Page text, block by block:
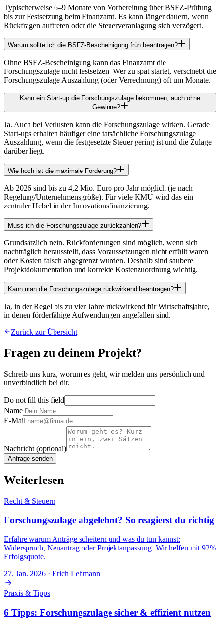
Typischerweise 6–9 Monate von Vorbereitung über BSFZ-Prüfung
bis zur Festsetzung beim Finanzamt. Es kann länger dauern, wenn
Rückfragen auftreten oder die Steuerveranlagung sich verzögert.
Warum sollte ich die BSFZ-Bescheinigung früh beantragen?
Ohne BSFZ-Bescheinigung kann das Finanzamt die
Forschungszulage nicht festsetzen. Wer zu spät startet, verschiebt die
Forschungszulage Auszahlung (oder Verrechnung) oft um Monate.
Kann ein Start-up die Forschungszulage bekommen, auch ohne
Gewinne?
Ja. Auch bei Verlusten kann die Forschungszulage wirken. Gerade
Start-ups erhalten häufiger eine tatsächliche Forschungszulage
Auszahlung, wenn die festgesetzte Steuer gering ist und die Zulage
darüber liegt.
Wie hoch ist die maximale Förderung?
Ab 2026 sind bis zu 4,2 Mio. Euro pro Jahr möglich (je nach
Regelung/Unternehmensgröße). Für viele KMU wird das ein
zentraler Hebel in der Innovationsfinanzierung.
Muss ich die Forschungszulage zurückzahlen?
Grundsätzlich nein. Rückforderungen sind möglich, wenn sich
nachträglich herausstellt, dass Voraussetzungen nicht erfüllt waren
oder Kosten falsch abgegrenzt wurden. Deshalb sind saubere
Projektdokumentation und korrekte Kostenzuordnung wichtig.
Kann man die Forschungszulage rückwirkend beantragen?
Ja, in der Regel bis zu vier Jahre rückwirkend für Wirtschaftsjahre,
in denen förderfähige Aufwendungen angefallen sind.
Zurück zur Übersicht
Fragen zu deinem Projekt?
Schreib uns kurz, worum es geht, wir melden uns persönlich und
unverbindlich bei dir.
Do not fill this field
Name
E-Mail
Nachricht (optional)
Anfrage senden
Weiterlesen
Recht & Steuern
Forschungszulage abgelehnt? So reagierst du richtig
Erfahre warum Anträge scheitern und was du tun kannst:
Widerspruch, Neuantrag oder Projektanpassung. Wir helfen mit 92%
Erfolgsquote.
27. Jan. 2026 · Erich Lehmann
Praxis & Tipps
6 Tipps: Forschungszulage sicher & effizient nutzen